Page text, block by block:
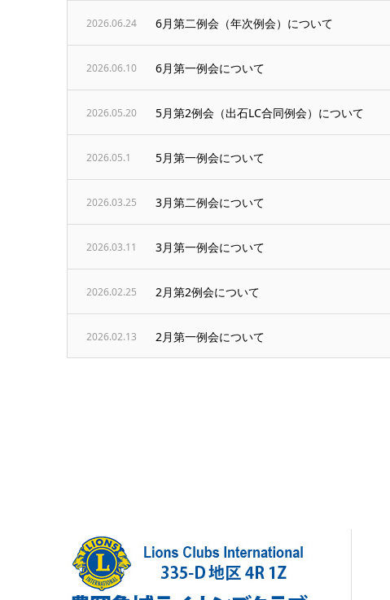
2026.06.24 6月第二例会（年次例会）について
2026.06.10 6月第一例会について
2026.05.20 5月第2例会（出石LC合同例会）について
2026.05.1 5月第一例会について
2026.03.25 3月第二例会について
2026.03.11 3月第一例会について
2026.02.25 2月第2例会について
2026.02.13 2月第一例会について